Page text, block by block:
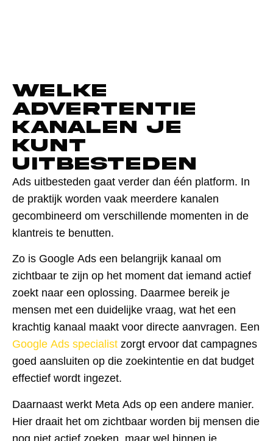
Welke
advertentie
kanalen je
kunt
uitbesteden
Ads uitbesteden gaat verder dan één platform. In
de praktijk worden vaak meerdere kanalen
gecombineerd om verschillende momenten in de
klantreis te benutten.
Zo is Google Ads een belangrijk kanaal om
zichtbaar te zijn op het moment dat iemand actief
zoekt naar een oplossing. Daarmee bereik je
mensen met een duidelijke vraag, wat het een
krachtig kanaal maakt voor directe aanvragen. Een
Google Ads specialist zorgt ervoor dat campagnes
goed aansluiten op die zoekintentie en dat budget
effectief wordt ingezet.
Daarnaast werkt Meta Ads op een andere manier.
Hier draait het om zichtbaar worden bij mensen die
nog niet actief zoeken, maar wel binnen je